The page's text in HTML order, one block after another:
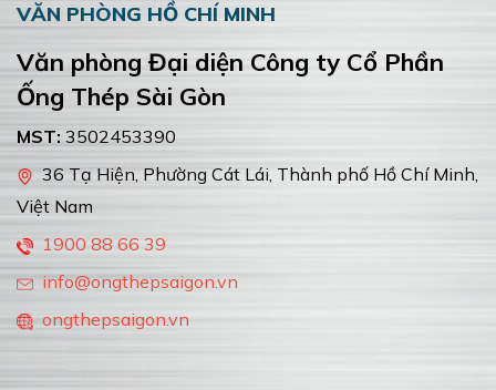
VĂN PHÒNG HỒ CHÍ MINH
Văn phòng Đại diện Công ty Cổ Phần
Ống Thép Sài Gòn
MST: 3502453390
36 Tạ Hiện, Phường Cát Lái, Thành phố Hồ Chí Minh,
Việt Nam
1900 88 66 39
info@ongthepsaigon.vn
ongthepsaigon.vn